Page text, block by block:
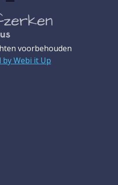
voorbehouden
by Webi it Up